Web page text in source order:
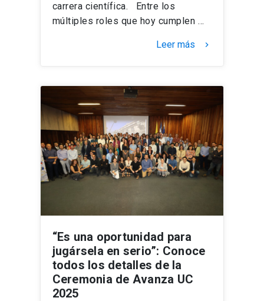
carrera científica. Entre los
múltiples roles que hoy cumplen …
Leer más keyboard_arrow_right
“Es una oportunidad para
jugársela en serio”: Conoce
todos los detalles de la
Ceremonia de Avanza UC
2025